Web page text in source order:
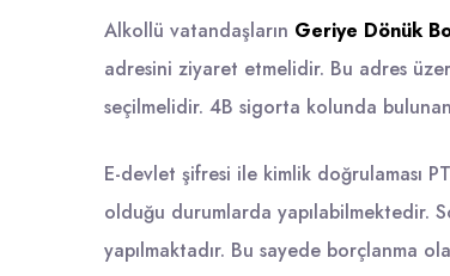
Alkollü vatandaşların Geriye Dönük
adresini ziyaret etmelidir. Bu adres
seçilmelidir. 4B sigorta kolunda
E-devlet şifresi ile kimlik doğrulaması
olduğu durumlarda yapılabilmektedir.
yapılmaktadır. Bu sayede borçlanma